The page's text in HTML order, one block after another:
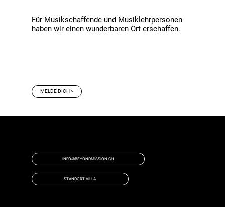
MELDE DICH >
Für Musikschaffende und Musiklehrpersonen
haben wir einen wunderbaren Ort erschaffen.
INFO@BEYONDMISSION.CH
STANDORT VILLA